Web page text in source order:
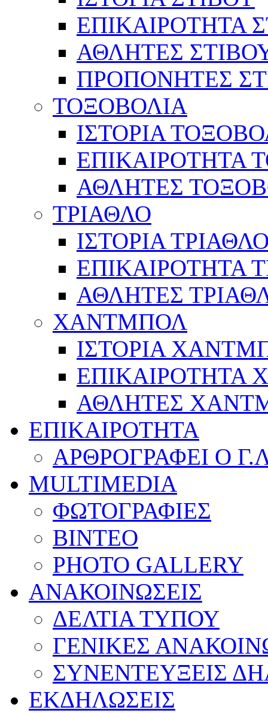
ΕΠΙΚΑΙΡΟΤΗΤΑ
ΑΘΛΗΤΕΣ
ΠΡΟΠΟΝΗΤΕΣ
ΤΟΞΟΒΟΛΙΑ
ΙΣΤΟΡΙΑ
ΕΠΙΚΑΙΡΟΤΗΤΑ
ΑΘΛΗΤΕΣ
ΤΡΙΑΘΛΟ
ΙΣΤΟΡΙΑ
ΕΠΙΚΑΙΡΟΤΗΤΑ
ΑΘΛΗΤΕΣ
ΧΑΝΤΜΠΟΛ
ΙΣΤΟΡΙΑ
ΕΠΙΚΑΙΡΟΤΗΤΑ
ΑΘΛΗΤΕΣ
ΕΠΙΚΑΙΡΟΤΗΤΑ
ΑΡΘΡΟΓΡΑΦΕΙ Ο
MULTIMEDIA
ΦΩΤΟΓΡΑΦΙΕΣ
ΒΙΝΤΕΟ
PHOTO GALLERY
ΑΝΑΚΟΙΝΩΣΕΙΣ
ΔΕΛΤΙΑ ΤΥΠΟΥ
ΓΕΝΙΚΕΣ
ΣΥΝΕΝΤΕΥΞΕΙΣ
ΕΚΔΗΛΩΣΕΙΣ